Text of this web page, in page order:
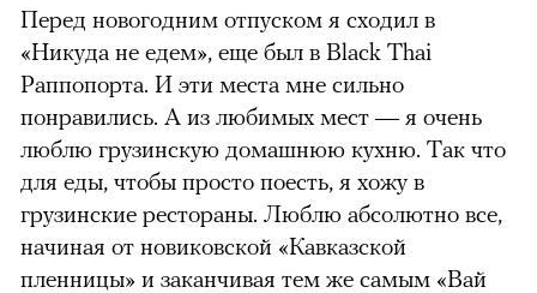
Перед новогодним отпуском я сходил в
«Никуда не едем», еще был в Black Thai
Раппопорта. И эти места мне сильно
понравились. А из любимых мест — я очень
люблю грузинскую домашнюю кухню. Так что
для еды, чтобы просто поесть, я хожу в
грузинские рестораны. Люблю абсолютно все,
начиная от новиковской «Кавказской
пленницы» и заканчивая тем же самым «Вай